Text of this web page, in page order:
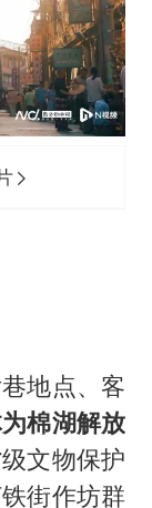
地点、客
棉湖解放
文物保护
街作坊群